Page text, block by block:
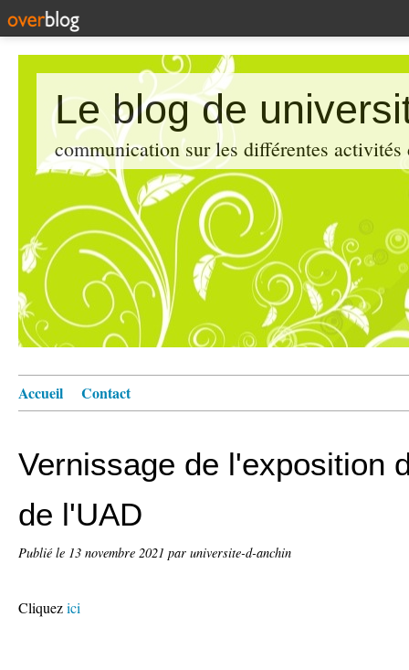
Le blog de
communication sur les différentes
Accueil Contact
Vernissage de l'exposition
de l'UAD
Publié le 13 novembre 2021 par universite-d-anchin
Cliquezici